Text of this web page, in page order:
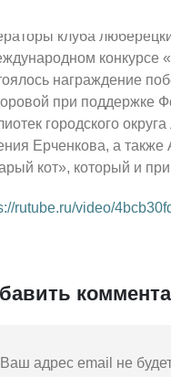
клуба
конкурсе
награждение
при поддержке
городского
Ерченкова, а также
кот», который и
rutube.ru/video/
Ваш адрес email не